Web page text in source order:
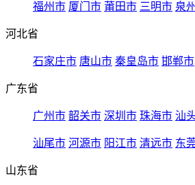
福州市 厦门市 莆田市 三明市 泉
河北省
石家庄市 唐山市 秦皇岛市 邯郸市
广东省
广州市 韶关市 深圳市 珠海市 汕
汕尾市 河源市 阳江市 清远市 东
山东省